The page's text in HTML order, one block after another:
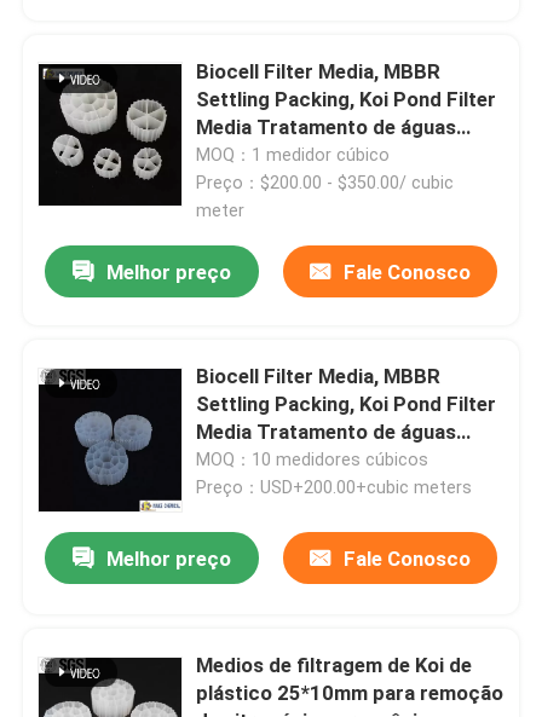
Produtos
Vídeos
Sobre nós
Controle de qualidade
Contacte-nos
Solicite um orçamento
Zeolita de peneira molecular
Biocell Filter Media, MBBR
Settling Packing, Koi Pond Filter
Media Tratamento de águas
residuais 10 anos PE virgem 1m3
95-150 Kg/
MOQ：1 medidor cúbico
Preço：$200.00 - $350.00/ cubic
meter
Melhor preço Fale Conosco
Biocell Filter Media, MBBR
Settling Packing, Koi Pond Filter
Media Tratamento de águas
residuais 10 anos PE virgem 1m3
95-150 Kg/
MOQ：10 medidores cúbicos
Preço：USD+200.00+cubic meters
Melhor preço Fale Conosco
Medios de filtragem de Koi de
plástico 25*10mm para remoção